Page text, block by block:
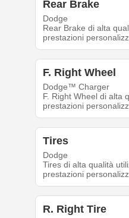
Rear Brake
Dodge
Rear Brake di alta
prestazioni
F. Right Wheel
Dodge™ Charger
F. Right Wheel di alta
prestazioni
Tires
Dodge
Tires di alta qualità
prestazioni
R. Right Tire